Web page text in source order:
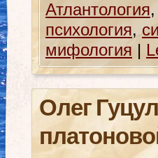
Атлантология,
психология,
мифология |
Олег